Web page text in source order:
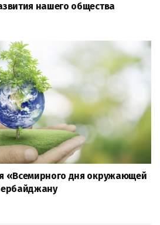
нашего общества
«Всемирного дня окружающей